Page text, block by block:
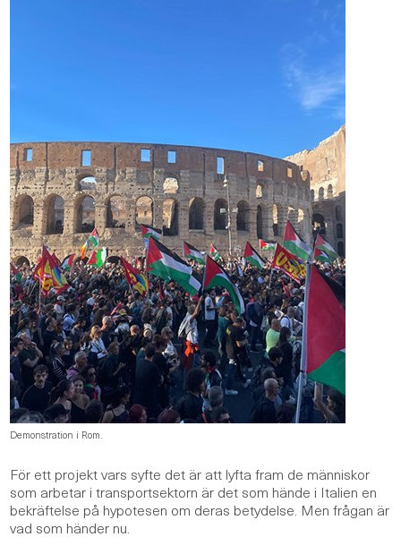
Demonstration i Rom.
För ett projekt vars syfte det är att lyfta fram de människor
som arbetar i transportsektorn är det som hände i Italien en
bekräftelse på hypotesen om deras betydelse. Men frågan är
vad som händer nu.